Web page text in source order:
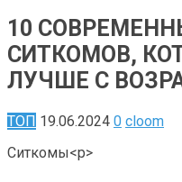
10
СИТКОМОВ,
ЛУЧШЕ С
ТОП 19.06.2024 0 cloom
Ситкомы<р>